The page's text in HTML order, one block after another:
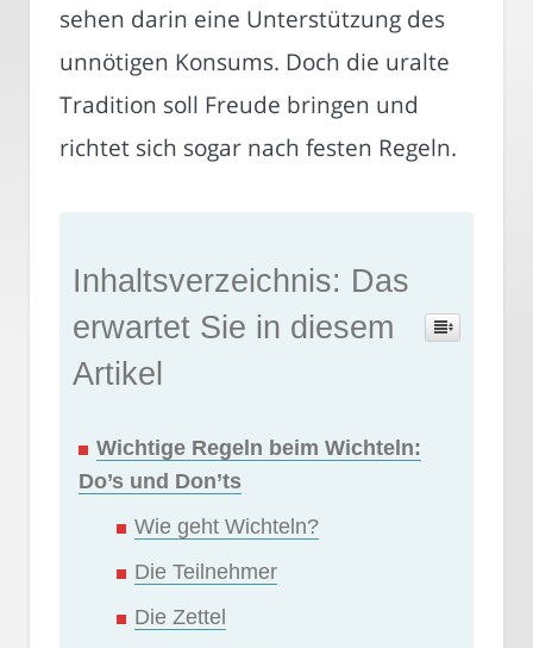
sehen darin eine Unterstützung des
unnötigen Konsums. Doch die uralte
Tradition soll Freude bringen und
richtet sich sogar nach festen Regeln.
Inhaltsverzeichnis: Das
erwartet Sie in diesem
Artikel
Wichtige Regeln beim Wichteln:
Do’s und Don’ts
Wie geht Wichteln?
Die Teilnehmer
Die Zettel